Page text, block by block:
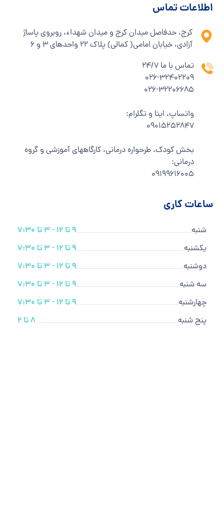
اطلاعات تماس
کرج، حدفاصل میدان کرج و میدان شهداء، روبروی پاساژ
آزادی، خیابان امامی( کمالی) پلاک ۲۲ واحدهای ۳ و ۶
تماس با ما 24/7
۰۲۶-۳۲۴۰۲۲۰۹
۰۲۶-۳۲۲۰۶۶۸۵
واتساپ، ایتا و تگلرام:
۰۹۰۱۵۲۵۲۸۴۷
بخش کودک، طرحواره درمانی، کارگاههای آموزشی و گروه
درمانی:
۰۹۱۹۹۶۱۶۰۰۵
ساعات کاری
شنبه
9 تا 12 - 3 تا 7:30
یکشنبه
9 تا 12 - 3 تا 7:30
دوشنبه
9 تا 12 - 3 تا 7:30
سه شنبه
9 تا 12 - 3 تا 7:30
چهارشنبه
9 تا 12 - 3 تا 7:30
پنج شنبه
8 تا 2